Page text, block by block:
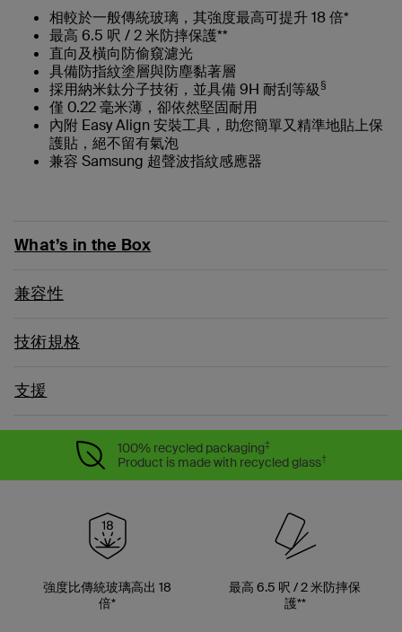
相較於一般傳統玻璃，其強度最高可提升 18 倍*
最高 6.5 呎 / 2 米防摔保護**
直向及橫向防偷窺濾光
具備防指紋塗層與防塵黏著層
採用納米鈦分子技術，並具備 9H 耐刮等級§
僅 0.22 毫米薄，卻依然堅固耐用
內附 Easy Align 安裝工具，助您簡單又精準地貼上保
護貼，絕不留有氣泡
兼容 Samsung 超聲波指紋感應器
What’s in the Box
兼容性
技術規格
支援
100% recycled packaging‡
Product is made with recycled glass†
強度比傳統玻璃高出 18
倍*
最高 6.5 呎 / 2 米防摔保
護**